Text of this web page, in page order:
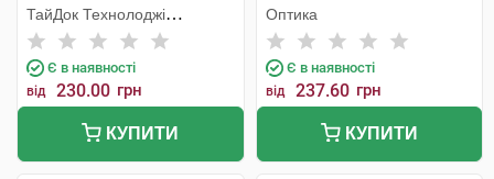
ТайДок Технолоджі
Корпорейшн
Є в наявності
від 230.00 грн
КУПИТИ
Оптика
Є в наявності
від 237.60 грн
КУПИТИ